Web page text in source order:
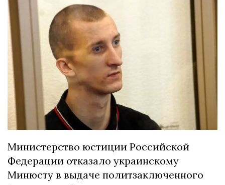
Министерство юстиции Российской
Федерации отказало украинскому
Минюсту в выдаче политзаключенного